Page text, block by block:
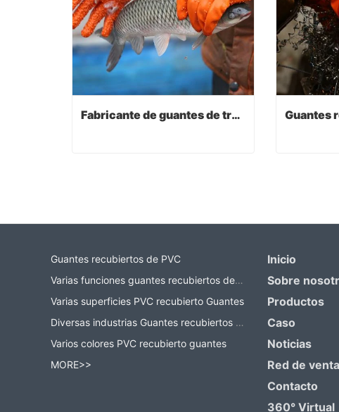
Fabricante de guantes de trabajo
Guantes recubiertos de PVC
Varias funciones guantes recubiertos de PVC
Varias superficies PVC recubierto Guantes
Diversas industrias Guantes recubiertos de PVC
Varios colores PVC recubierto guantes
MORE>>
Inicio
Sobre
Productos
Caso
Noticias
Red de
Contacto
360° Virtual